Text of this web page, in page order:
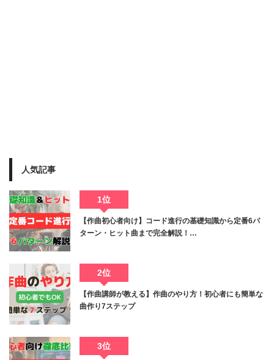
人気記事
1位
【作曲初心者向け】コード進行の基礎知識から定番6パ
ターン・ヒット曲まで完全解説！…
2位
【作曲講師が教える】作曲のやり方！初心者にも簡単な
曲作り7ステップ
3位